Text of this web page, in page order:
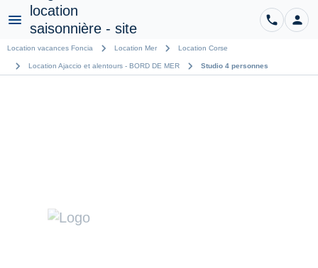
Menu phone person
Location vacances Foncia chevron_right Location Mer chevron_right Location Corse
chevron_right Location Ajaccio et alentours - BORD DE MER chevron_right Studio 4 personnes